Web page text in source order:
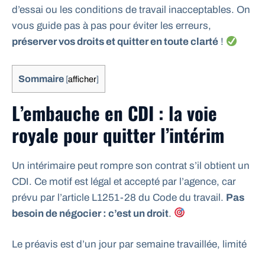
d’essai ou les conditions de travail inacceptables. On
vous guide pas à pas pour éviter les erreurs,
préserver vos droits et quitter en toute clarté !
Sommaire [afficher]
L’embauche en CDI : la voie
royale pour quitter l’intérim
Un intérimaire peut rompre son contrat s’il obtient un
CDI. Ce motif est légal et accepté par l’agence, car
prévu par l’article L1251-28 du Code du travail. Pas
besoin de négocier : c’est un droit.
Le préavis est d’un jour par semaine travaillée, limité